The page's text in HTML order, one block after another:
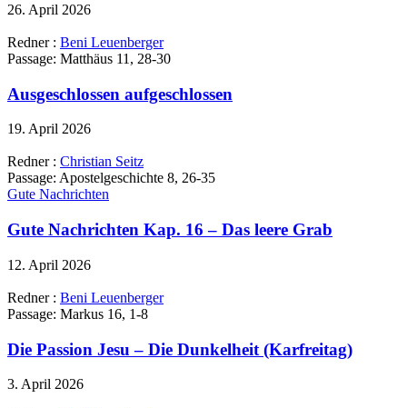
26. April 2026
Redner : Beni Leuenberger
Passage: Matthäus 11, 28-30
Ausgeschlossen aufgeschlossen
19. April 2026
Redner : Christian Seitz
Passage: Apostelgeschichte 8, 26-35
Gute Nachrichten
Gute Nachrichten Kap. 16 – Das leere Grab
12. April 2026
Redner : Beni Leuenberger
Passage: Markus 16, 1-8
Die Passion Jesu – Die Dunkelheit (Karfreitag)
3. April 2026